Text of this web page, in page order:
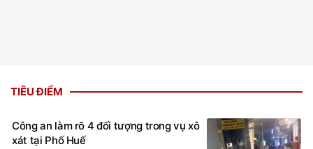
TIÊU ĐIỂM
Công an làm rõ 4 đối tượng trong vụ xô
xát tại Phố Huế